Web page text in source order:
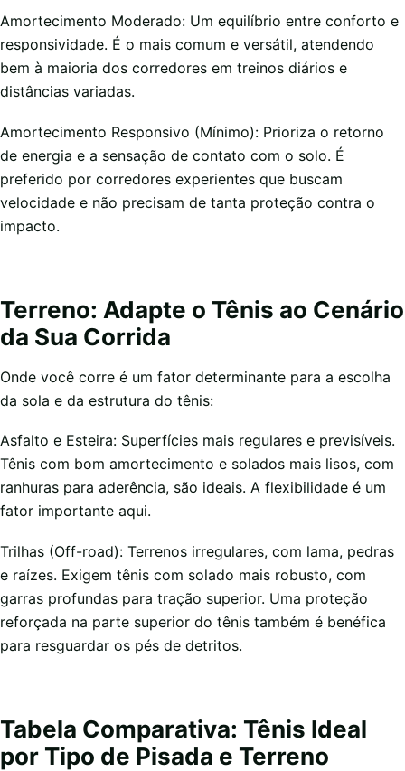
Amortecimento Moderado: Um equilíbrio entre conforto e
responsividade. É o mais comum e versátil, atendendo
bem à maioria dos corredores em treinos diários e
distâncias variadas.
Amortecimento Responsivo (Mínimo): Prioriza o retorno
de energia e a sensação de contato com o solo. É
preferido por corredores experientes que buscam
velocidade e não precisam de tanta proteção contra o
impacto.
Terreno: Adapte o Tênis ao Cenário
da Sua Corrida
Onde você corre é um fator determinante para a escolha
da sola e da estrutura do tênis:
Asfalto e Esteira: Superfícies mais regulares e previsíveis.
Tênis com bom amortecimento e solados mais lisos, com
ranhuras para aderência, são ideais. A flexibilidade é um
fator importante aqui.
Trilhas (Off-road): Terrenos irregulares, com lama, pedras
e raízes. Exigem tênis com solado mais robusto, com
garras profundas para tração superior. Uma proteção
reforçada na parte superior do tênis também é benéfica
para resguardar os pés de detritos.
Tabela Comparativa: Tênis Ideal
por Tipo de Pisada e Terreno